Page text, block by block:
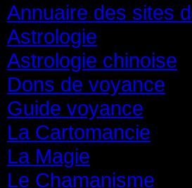
Annuaire des sites
Astrologie
Astrologie chinoise
Dons de voyance
Guide voyance
La Cartomancie
La Magie
Le Chamanisme